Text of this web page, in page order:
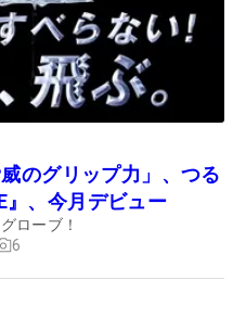
のグリップ力」、つる
』、今月デビュー
ローブ！
6